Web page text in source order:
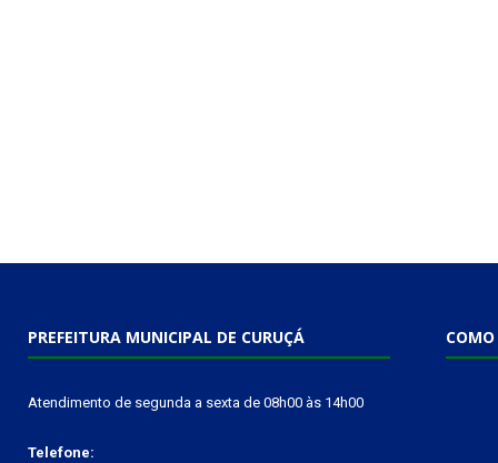
PREFEITURA MUNICIPAL DE CURUÇÁ
Atendimento de segunda a sexta de 08h00 às 14h00
Telefone:
COMO